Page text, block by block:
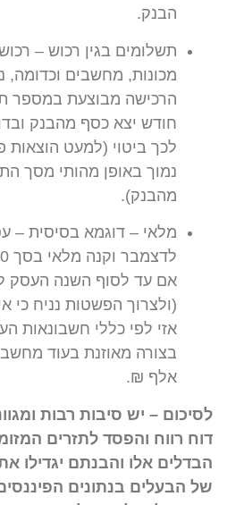
תשלומים בגין רכוש – רכוש קבוע
מכונות, מחשבים וכדומה, נרשם
הרכישה מבוצעת במספר
חודש יצא כסף מהבנק ובדוח רווח
לכך ביטוי (למעט הוצאות פחת
נמוך באופן מהותי מסך התשלום
מהבנק).
לדצמבר
אם עד לסוף השנה העסק לא מכר
(ולצרוך הפשטות נניח כי אין
אזי לפי כללי חשבונאות העסק
אלף ₪.
– יש סיבות רבות ומגוונות
רווח והפסד לתזרים המזומנים.
אלו והבנתם יגדילו את רמת
הבעלים בנתונים הפיננסים של